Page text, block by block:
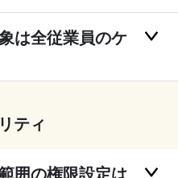
は全従業員のケ
ティ
囲の権限設定は